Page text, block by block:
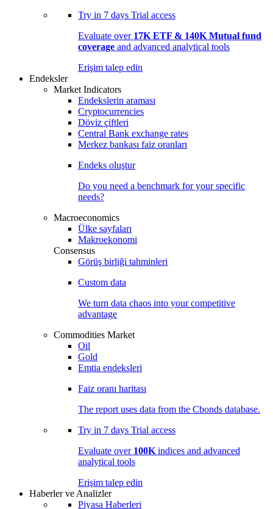
Try in 7 days Trial access
Evaluate over 17K ETF & 140K Mutual fund
coverage and advanced analytical tools
Erişim talep edin
Endeksler
Market Indicators
Endekslerin araması
Cryptocurrencies
Döviz çiftleri
Central Bank exchange rates
Merkez bankası faiz oranları
Endeks oluştur
Do you need a benchmark for your specific
needs?
Macroeconomics
Ülke sayfaları
Makroekonomi
Consensus
Görüş birliği tahminleri
Custom data
We turn data chaos into your competitive
advantage
Commodities Market
Oil
Gold
Emtia endeksleri
Faiz oranı haritası
The report uses data from the Cbonds database.
Try in 7 days Trial access
Evaluate over 100K indices and advanced
analytical tools
Erişim talep edin
Haberler ve Analizler
Piyasa Haberleri